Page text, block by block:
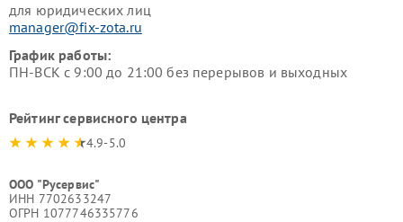
для юридических лиц
manager@fix-zota.ru
График работы:
ПН-ВСК с 9:00 до 21:00 без перерывов и выходных
Рейтинг сервисного центра
4.9-5.0
ООО "Русервис"
ИНН 7702633247
ОГРН 1077746335776